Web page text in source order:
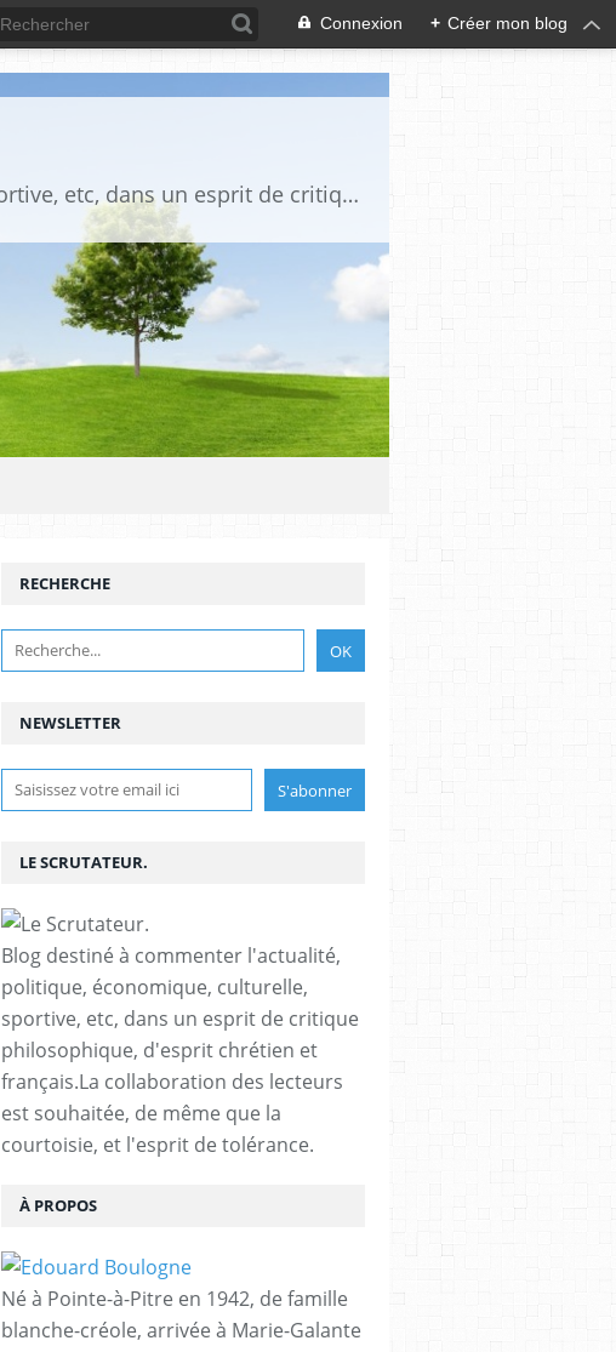
Connexion + Créer mon blog
Blog destiné à commenter l'actualité, politique, économique, culturelle, sportive, etc, dans un esprit de critique philosophique, d'esprit chrétien et français.La collaboration des lecteurs est souhaitée, de même que la courtoisie, et l'esprit de tolérance.
NEWSLETTER
RECHERCHE
LE SCRUTATEUR.
Blog destiné à commenter l'actualité,
politique, économique, culturelle,
sportive, etc, dans un esprit de critique
philosophique, d'esprit chrétien et
français.La collaboration des lecteurs
est souhaitée, de même que la
courtoisie, et l'esprit de tolérance.
À PROPOS
Né à Pointe-à-Pitre en 1942, de famille
blanche-créole, arrivée à Marie-Galante